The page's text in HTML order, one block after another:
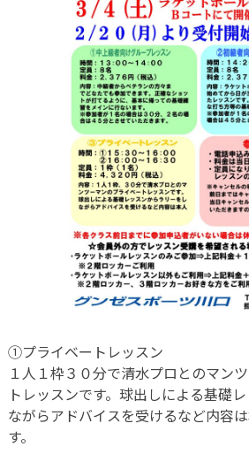
①プライベートレッスン
１人１枠３０分で清水プロとのマン
トレッスンです。球出しによる基礎
ながらアドバイスを受けるなど内容
す。